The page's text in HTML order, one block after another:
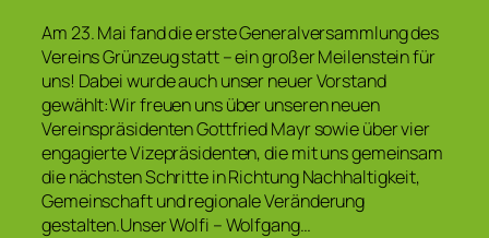
Am 23. Mai fand die erste Generalversammlung des
Vereins Grünzeug statt – ein großer Meilenstein für
uns! Dabei wurde auch unser neuer Vorstand
gewählt:Wir freuen uns über unseren neuen
Vereinspräsidenten Gottfried Mayr sowie über vier
engagierte Vizepräsidenten, die mit uns gemeinsam
die nächsten Schritte in Richtung Nachhaltigkeit,
Gemeinschaft und regionale Veränderung
gestalten.Unser Wolfi – Wolfgang…